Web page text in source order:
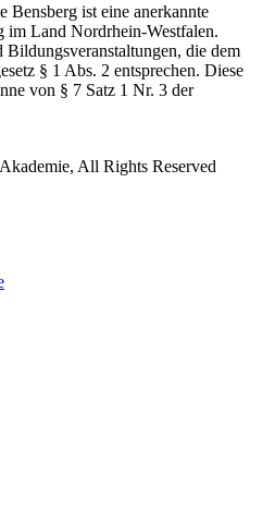
ist eine anerkannte
im Land Nordrhein-Westfalen.
Bildungsveranstaltungen, die dem
§ 1 Abs. 2 entsprechen. Diese
von § 7 Satz 1 Nr. 3 der
All Rights Reserved